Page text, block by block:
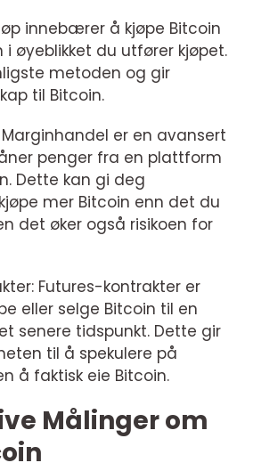
innebærer å kjøpe Bitcoin
i øyeblikket du utfører kjøpet.
metoden og gir
til Bitcoin.
er en avansert
penger fra en plattform
Dette kan gi deg
mer Bitcoin enn det du
det øker også risikoen for
Futures-kontrakter er
eller selge Bitcoin til en
senere tidspunkt. Dette gir
til å spekulere på
å faktisk eie Bitcoin.
Målinger om